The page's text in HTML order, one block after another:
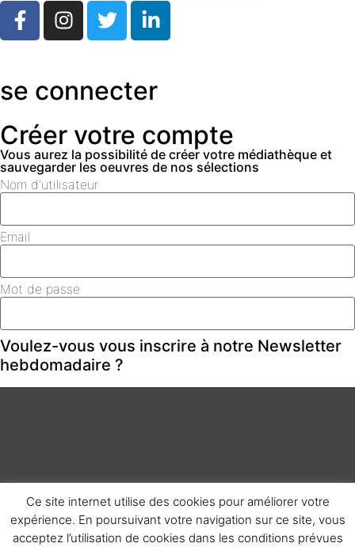
Ce site internet utilise des cookies pour améliorer votre
expérience. En poursuivant votre navigation sur ce site, vous
acceptez l’utilisation de cookies dans les conditions prévues
se connecter
Créer votre compte
Vous aurez la possibilité de créer votre médiathèque et
sauvegarder les oeuvres de nos sélections
Nom d'utilisateur
Email
Mot de passe
Voulez-vous vous inscrire à notre Newsletter
hebdomadaire ?
J'accepte les Conditions Générales d'Utilisation